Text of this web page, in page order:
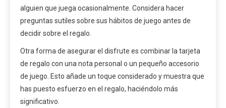
alguien que juega ocasionalmente. Considera hacer
preguntas sutiles sobre sus hábitos de juego antes de
decidir sobre el regalo.
Otra forma de asegurar el disfrute es combinar la tarjeta
de regalo con una nota personal o un pequeño accesorio
de juego. Esto añade un toque considerado y muestra que
has puesto esfuerzo en el regalo, haciéndolo más
significativo.